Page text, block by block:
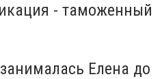
- таможенный
Елена до